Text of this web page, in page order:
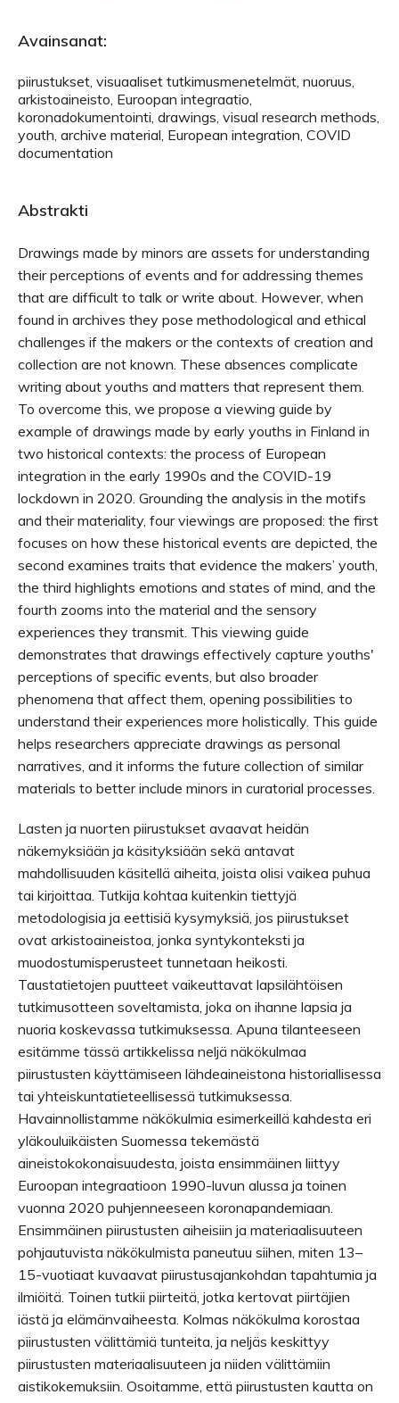
Avainsanat:
piirustukset, visuaaliset tutkimusmenetelmät, nuoruus,
arkistoaineisto, Euroopan integraatio,
koronadokumentointi, drawings, visual research methods,
youth, archive material, European integration, COVID
documentation
Abstrakti
Drawings made by minors are assets for understanding
their perceptions of events and for addressing themes
that are difficult to talk or write about. However, when
found in archives they pose methodological and ethical
challenges if the makers or the contexts of creation and
collection are not known. These absences complicate
writing about youths and matters that represent them.
To overcome this, we propose a viewing guide by
example of drawings made by early youths in Finland in
two historical contexts: the process of European
integration in the early 1990s and the COVID-19
lockdown in 2020. Grounding the analysis in the motifs
and their materiality, four viewings are proposed: the first
focuses on how these historical events are depicted, the
second examines traits that evidence the makers’ youth,
the third highlights emotions and states of mind, and the
fourth zooms into the material and the sensory
experiences they transmit. This viewing guide
demonstrates that drawings effectively capture youths'
perceptions of specific events, but also broader
phenomena that affect them, opening possibilities to
understand their experiences more holistically. This guide
helps researchers appreciate drawings as personal
narratives, and it informs the future collection of similar
materials to better include minors in curatorial processes.
Lasten ja nuorten piirustukset avaavat heidän
näkemyksiään ja käsityksiään sekä antavat
mahdollisuuden käsitellä aiheita, joista olisi vaikea puhua
tai kirjoittaa. Tutkija kohtaa kuitenkin tiettyjä
metodologisia ja eettisiä kysymyksiä, jos piirustukset
ovat arkistoaineistoa, jonka syntykonteksti ja
muodostumisperusteet tunnetaan heikosti.
Taustatietojen puutteet vaikeuttavat lapsilähtöisen
tutkimusotteen soveltamista, joka on ihanne lapsia ja
nuoria koskevassa tutkimuksessa. Apuna tilanteeseen
esitämme tässä artikkelissa neljä näkökulmaa
piirustusten käyttämiseen lähdeaineistona historiallisessa
tai yhteiskuntatieteellisessä tutkimuksessa.
Havainnollistamme näkökulmia esimerkeillä kahdesta eri
yläkouluikäisten Suomessa tekemästä
aineistokokonaisuudesta, joista ensimmäinen liittyy
Euroopan integraatioon 1990-luvun alussa ja toinen
vuonna 2020 puhjenneeseen koronapandemiaan.
Ensimmäinen piirustusten aiheisiin ja materiaalisuuteen
pohjautuvista näkökulmista paneutuu siihen, miten 13–
15-vuotiaat kuvaavat piirustusajankohdan tapahtumia ja
ilmiöitä. Toinen tutkii piirteitä, jotka kertovat piirtäjien
iästä ja elämänvaiheesta. Kolmas näkökulma korostaa
piirustusten välittämiä tunteita, ja neljäs keskittyy
piirustusten materiaalisuuteen ja niiden välittämiin
aistikokemuksiin. Osoitamme, että piirustusten kautta on